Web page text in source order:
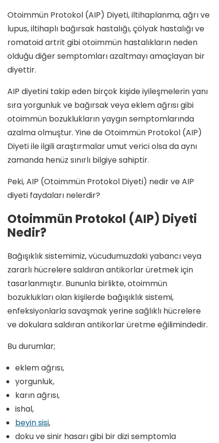
Otoimmün Protokol (AIP) Diyeti, iltihaplanma, ağrı ve
lupus, iltihaplı bağırsak hastalığı, çölyak hastalığı ve
romatoid artrit gibi otoimmün hastalıkların neden
olduğu diğer semptomları azaltmayı amaçlayan bir
diyettir.
AIP diyetini takip eden birçok kişide iyileşmelerin yanı
sıra yorgunluk ve bağırsak veya eklem ağrısı gibi
otoimmün bozuklukların yaygın semptomlarında
azalma olmuştur. Yine de Otoimmün Protokol (AIP)
Diyeti ile ilgili araştırmalar umut verici olsa da aynı
zamanda henüz sınırlı bilgiye sahiptir.
Peki, AIP (Otoimmün Protokol Diyeti) nedir ve AIP
diyeti faydaları nelerdir?
Otoimmün Protokol (AIP) Diyeti
Nedir?
Bağışıklık sistemimiz, vücudumuzdaki yabancı veya
zararlı hücrelere saldıran antikorlar üretmek için
tasarlanmıştır. Bununla birlikte, otoimmün
bozuklukları olan kişilerde bağışıklık sistemi,
enfeksiyonlarla savaşmak yerine sağlıklı hücrelere
ve dokulara saldıran antikorlar üretme eğilimindedir.
Bu durumlar;
eklem ağrısı,
yorgunluk,
karın ağrısı,
ishal,
beyin sisi,
doku ve sinir hasarı gibi bir dizi semptomla